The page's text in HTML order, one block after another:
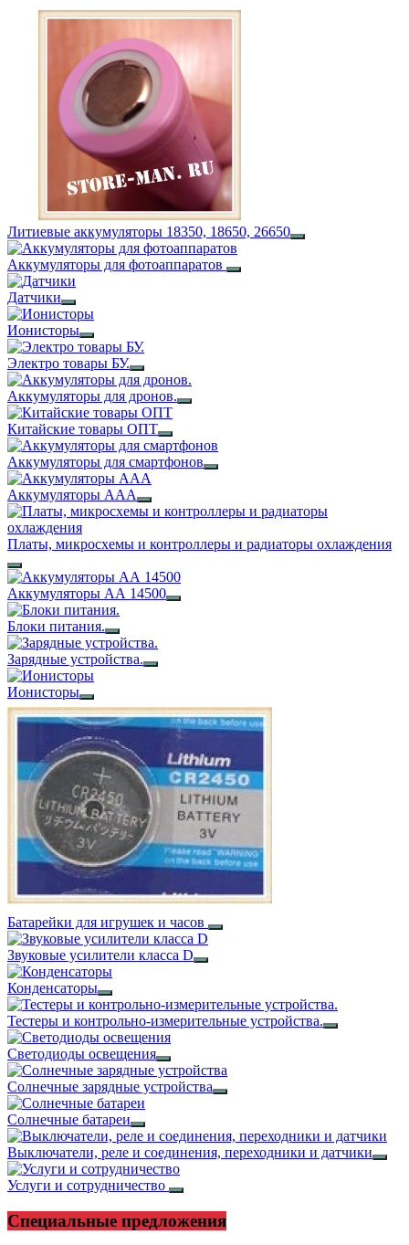
Литиевые аккумуляторы 18350, 18650, 26650
Аккумуляторы для фотоаппаратов
Датчики
Ионисторы
Электро товары БУ.
Аккумуляторы для дронов.
Китайские товары ОПТ
Аккумуляторы для смартфонов
Аккумуляторы ААА
Платы, микросхемы и контроллеры и радиаторы охлаждения
Аккумуляторы АА 14500
Блоки питания.
Зарядные устройства.
Ионисторы
Батарейки для игрушек и часов
Звуковые усилители класса D
Конденсаторы
Тестеры и контрольно-измерительные устройства.
Светодиоды освещения
Солнечные зарядные устройства
Солнечные батареи
Выключатели, реле и соединения, переходники и датчики
Услуги и сотрудничество
Специальные предложения